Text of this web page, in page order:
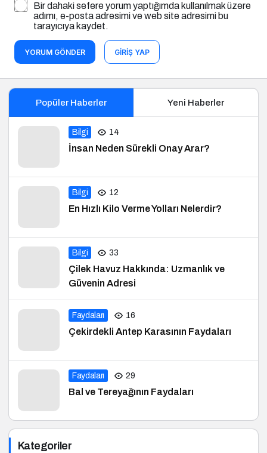
Bir dahaki sefere yorum yaptığımda kullanılmak üzere
adımı, e-posta adresimi ve web site adresimi bu
tarayıcıya kaydet.
YORUM GÖNDER GIRIŞ YAP
Popüler Haberler Yeni Haberler
Bilgi 14
İnsan Neden Sürekli Onay Arar?
Bilgi 12
En Hızlı Kilo Verme Yolları Nelerdir?
Bilgi 33
Çilek Havuz Hakkında: Uzmanlık ve
Güvenin Adresi
Faydaları 16
Çekirdekli Antep Karasının Faydaları
Faydaları 29
Bal ve Tereyağının Faydaları
Kategoriler